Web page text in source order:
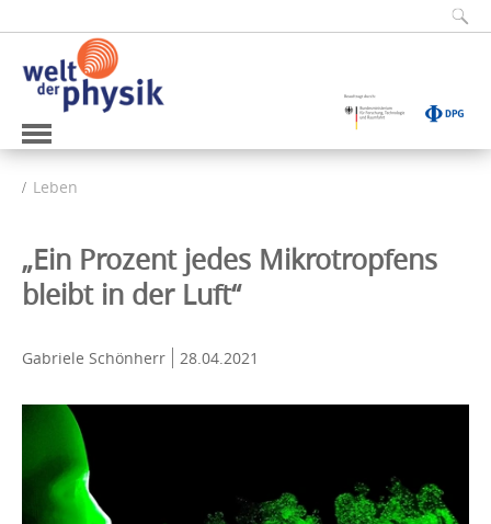
Leben
„Ein Prozent jedes Mikrotropfens
bleibt in der Luft“
Gabriele Schönherr 28.04.2021